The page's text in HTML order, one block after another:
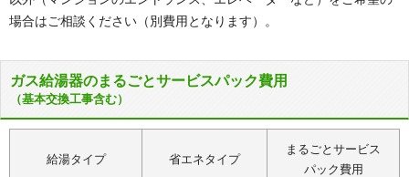
場合はご相談ください（別費用となります）。
ガス給湯器のまるごとサービスパック費用
（基本交換工事含む）
給湯タイプ 省エネタイプ
まるごとサービス
パック費用